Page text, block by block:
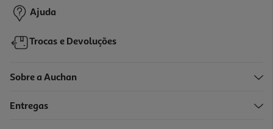
Ajuda
Trocas e Devoluções
Sobre a Auchan
Entregas